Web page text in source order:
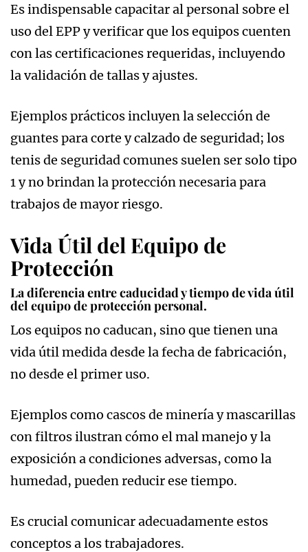
Es indispensable capacitar al personal sobre el
uso del EPP y verificar que los equipos cuenten
con las certificaciones requeridas, incluyendo
la validación de tallas y ajustes.
Ejemplos prácticos incluyen la selección de
guantes para corte y calzado de seguridad; los
tenis de seguridad comunes suelen ser solo tipo
1 y no brindan la protección necesaria para
trabajos de mayor riesgo.
Vida Útil del Equipo de
Protección
La diferencia entre caducidad y tiempo de vida útil
del equipo de protección personal.
Los equipos no caducan, sino que tienen una
vida útil medida desde la fecha de fabricación,
no desde el primer uso.
Ejemplos como cascos de minería y mascarillas
con filtros ilustran cómo el mal manejo y la
exposición a condiciones adversas, como la
humedad, pueden reducir ese tiempo.
Es crucial comunicar adecuadamente estos
conceptos a los trabajadores.